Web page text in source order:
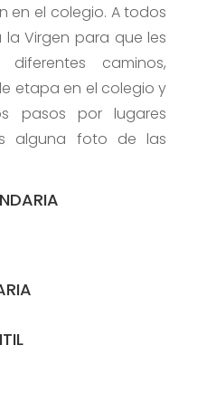
en el colegio. A todos
Virgen para que les
caminos,
etapa en el colegio y
pasos por lugares
alguna foto de las